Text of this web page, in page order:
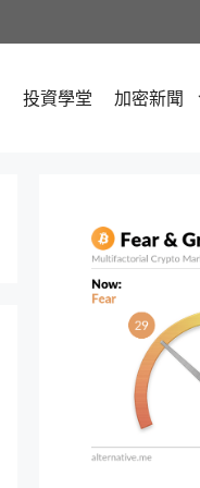
投資學堂 加密新聞